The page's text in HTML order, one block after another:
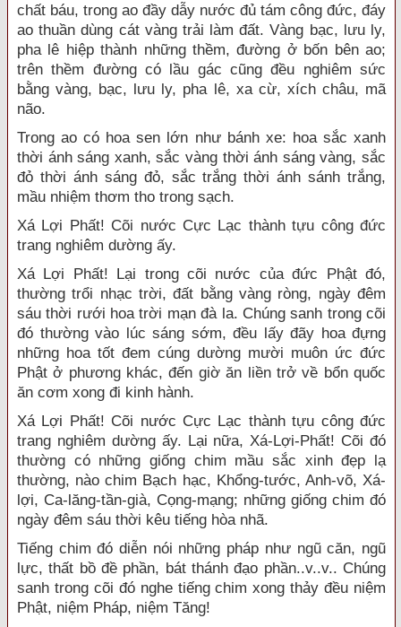
chất báu, trong ao đầy dẫy nước đủ tám công đức, đáy
ao thuần dùng cát vàng trải làm đất. Vàng bạc, lưu ly,
pha lê hiệp thành những thềm, đường ở bốn bên ao;
trên thềm đường có lầu gác cũng đều nghiêm sức
bằng vàng, bạc, lưu ly, pha lê, xa cừ, xích châu, mã
não.
Trong ao có hoa sen lớn như bánh xe: hoa sắc xanh
thời ánh sáng xanh, sắc vàng thời ánh sáng vàng, sắc
đỏ thời ánh sáng đỏ, sắc trắng thời ánh sánh trắng,
mầu nhiệm thơm tho trong sạch.
Xá Lợi Phất! Cõi nước Cực Lạc thành tựu công đức
trang nghiêm dường ấy.
Xá Lợi Phất! Lại trong cõi nước của đức Phật đó,
thường trổi nhạc trời, đất bằng vàng ròng, ngày đêm
sáu thời rưới hoa trời mạn đà la. Chúng sanh trong cõi
đó thường vào lúc sáng sớm, đều lấy đãy hoa đựng
những hoa tốt đem cúng dường mười muôn ức đức
Phật ở phương khác, đến giờ ăn liền trở về bổn quốc
ăn cơm xong đi kinh hành.
Xá Lợi Phất! Cõi nước Cực Lạc thành tựu công đức
trang nghiêm dường ấy. Lại nữa, Xá-Lợi-Phất! Cõi đó
thường có những giống chim mầu sắc xinh đẹp lạ
thường, nào chim Bạch hạc, Khổng-tước, Anh-võ, Xá-
lợi, Ca-lăng-tần-già, Cọng-mạng; những giống chim đó
ngày đêm sáu thời kêu tiếng hòa nhã.
Tiếng chim đó diễn nói những pháp như ngũ căn, ngũ
lực, thất bồ đề phần, bát thánh đạo phần..v..v.. Chúng
sanh trong cõi đó nghe tiếng chim xong thảy đều niệm
Phật, niệm Pháp, niệm Tăng!